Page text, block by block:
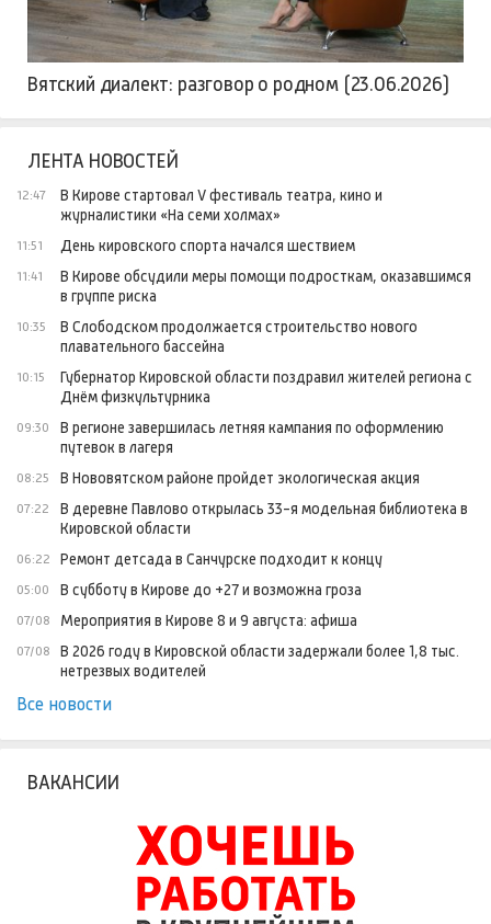
Вятский диалект: разговор о родном (23.06.2026)
ЛЕНТА НОВОСТЕЙ
12:47
В Кирове стартовал V фестиваль театра, кино и
журналистики «На семи холмах»
11:51 День кировского спорта начался шествием
11:41
В Кирове обсудили меры помощи подросткам, оказавшимся
в группе риска
10:35
В Слободском продолжается строительство нового
плавательного бассейна
10:15
Губернатор Кировской области поздравил жителей региона с
Днём физкультурника
09:30
В регионе завершилась летняя кампания по оформлению
путевок в лагеря
08:25 В Нововятском районе пройдет экологическая акция
07:22
В деревне Павлово открылась 33-я модельная библиотека в
Кировской области
06:22 Ремонт детсада в Санчурске подходит к концу
05:00 В субботу в Кирове до +27 и возможна гроза
07/08 Мероприятия в Кирове 8 и 9 августа: афиша
07/08
В 2026 году в Кировской области задержали более 1,8 тыс.
нетрезвых водителей
Все новости
ВАКАНСИИ